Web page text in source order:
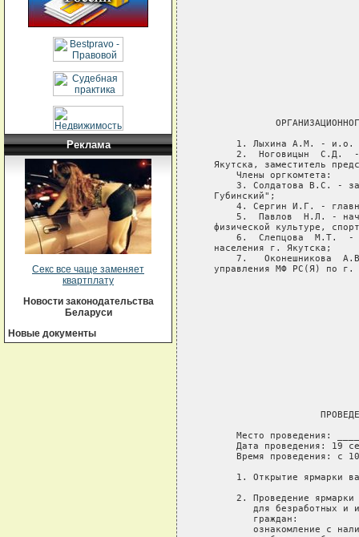
Реклама
Секс все чаще заменяет
квартплату
Новости законодательства
Беларуси
Новые документы
1. Лыхина А.М. -
2.  Ноговицын  С.Д.
Якутска, заместитель
       Члены оргкомтета:
3. Солдатова В.С. -
   Губинский";
4. Сергин И.Г. -
5.  Павлов  Н.Л. -
физической культуре,
6.  Слепцова  М.Т.
   населения г. Якутска;
7.   Оконешникова
управления МФ РС(Я) по г.
Место проведения:
Дата проведения: 19
Время проведения: с
1. Открытие ярмарки
2. Проведение
для безработных и
          граждан:
ознакомление с